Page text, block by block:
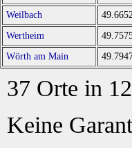
Weilbach
Wertheim
Wörth am Main
37 Orte in
Keine